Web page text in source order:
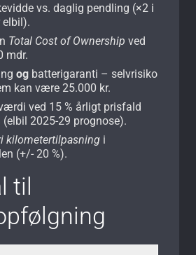
vs. daglig pendling (×2 i
Total Cost of Ownership ved
mdr.
og batterigaranti – selvrisiko
kan være 25.000 kr.
ved 15 % årligt prisfald
(elbil 2025-29 prognose).
kilometertilpasning i
(+/- 20 %).
til